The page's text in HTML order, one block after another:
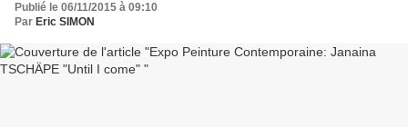
Publié le 06/11/2015 à 09:10
Par Eric SIMON